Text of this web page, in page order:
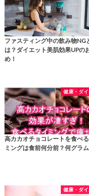
ファスティング中の飲み物NG
は？ダイエット美肌効果UPの
め！
健康・ダイ
高カカオチョコレートを食べ
ミングは食前何分前？何グラ
健康・ダイ